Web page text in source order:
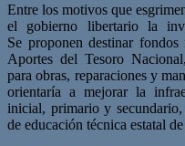
Entre los motivos que
el gobierno libertario la
Se proponen destinar
Aportes del Tesoro
para obras, reparaciones y
orientaría a mejorar la
inicial, primario y
de educación técnica estatal